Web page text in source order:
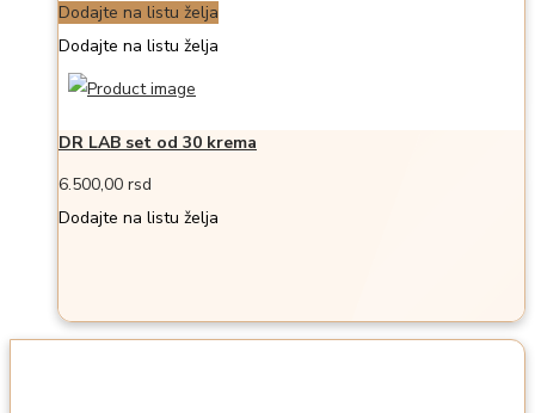
Dodajte na listu želja
Dodajte na listu želja
DR LAB set od 30 krema
6.500,00 rsd
Dodajte na listu želja